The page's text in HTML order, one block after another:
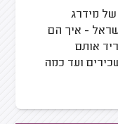
מידרג
- איך הם
אותם
ועד כמה